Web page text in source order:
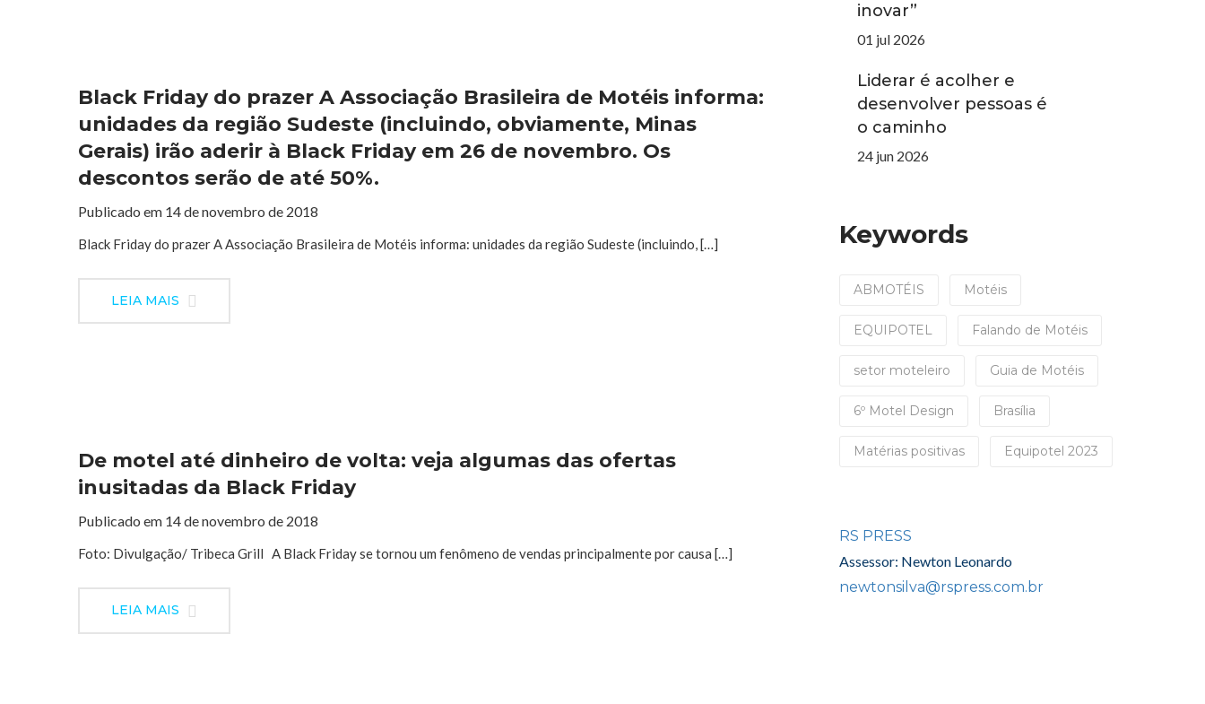
Black Friday do prazer A Associação Brasileira de Motéis informa:
unidades da região Sudeste (incluindo, obviamente, Minas
Gerais) irão aderir à Black Friday em 26 de novembro. Os
descontos serão de até 50%.
Publicado em 14 de novembro de 2018
Black Friday do prazer A Associação Brasileira de Motéis informa: unidades da região Sudeste (incluindo, […]
LEIA MAIS
De motel até dinheiro de volta: veja algumas das ofertas
inusitadas da Black Friday
Publicado em 14 de novembro de 2018
Foto: Divulgação/ Tribeca Grill A Black Friday se tornou um fenômeno de vendas principalmente por causa […]
LEIA MAIS
inovar”
01 jul 2026
Liderar é acolher e
desenvolver pessoas é
o caminho
24 jun 2026
Keywords
ABMOTÉIS Motéis
EQUIPOTEL Falando de Motéis
setor moteleiro Guia de Motéis
6º Motel Design Brasília
Matérias positivas Equipotel 2023
RS PRESS
Assessor: Newton Leonardo
newtonsilva@rspress.com.br